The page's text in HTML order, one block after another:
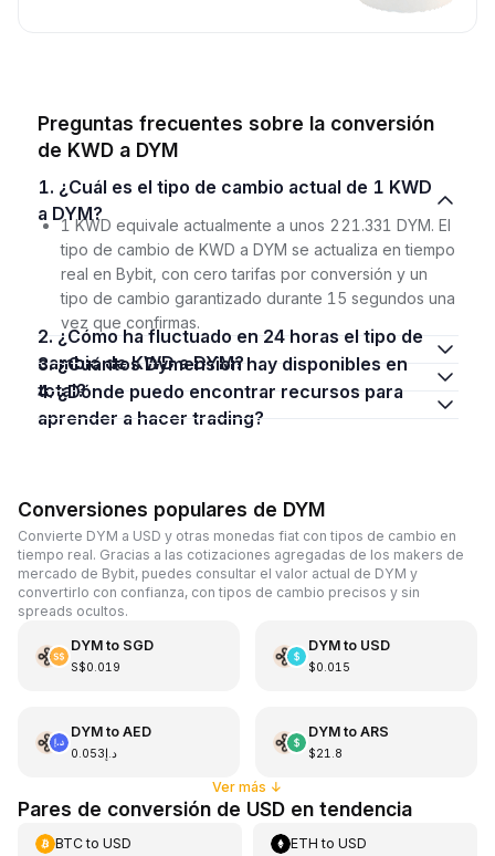
Preguntas frecuentes sobre la conversión
de KWD a DYM
1. ¿Cuál es el tipo de cambio actual de 1 KWD
a DYM?
1 KWD equivale actualmente a unos 221.331 DYM. El
tipo de cambio de KWD a DYM se actualiza en tiempo
real en Bybit, con cero tarifas por conversión y un
tipo de cambio garantizado durante 15 segundos una
vez que confirmas.
2. ¿Cómo ha fluctuado en 24 horas el tipo de
cambio de KWD a DYM?
3. ¿Cuántos Dymension hay disponibles en
total?
4. ¿Dónde puedo encontrar recursos para
aprender a hacer trading?
Conversiones populares de DYM
Convierte DYM a USD y otras monedas fiat con tipos de cambio en
tiempo real. Gracias a las cotizaciones agregadas de los makers de
mercado de Bybit, puedes consultar el valor actual de DYM y
convertirlo con confianza, con tipos de cambio precisos y sin
spreads ocultos.
DYMto SGD
S$0.019
DYMto USD
$0.015
DYMto AED
د.إ0.053
DYMto ARS
$21.8
Ver más ↓
Pares de conversión de USD en tendencia
BTCto USD ETH toUSD